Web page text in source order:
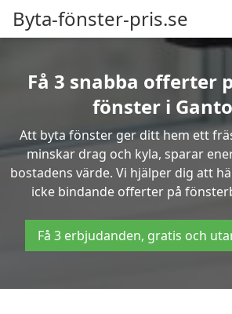
Byta-fönster-pris.se
Få 3 snabba offerter
fönster i
Att byta fönster ger ditt hem ett
minskar drag och kyla, sparar
bostadens värde. Vi hjälper dig att
icke bindande offerter på
Få 3 erbjudanden, gratis och